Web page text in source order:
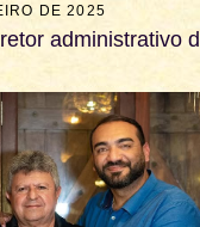
DE 2025
administrativo